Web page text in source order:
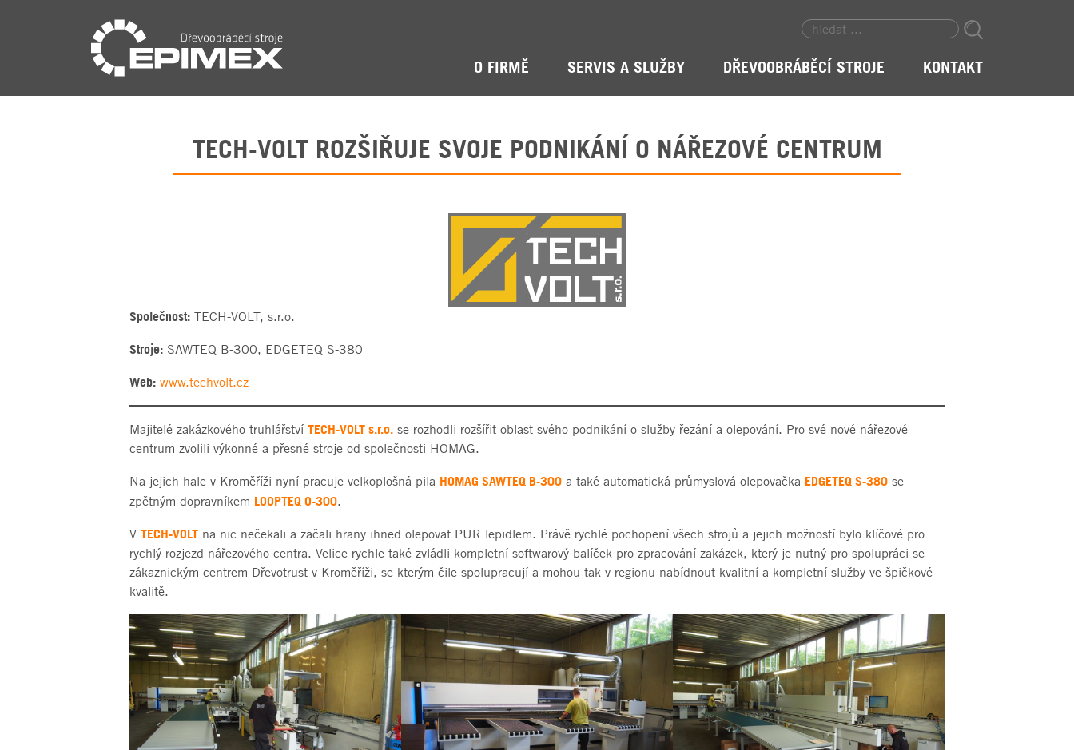
O FIRMĚ SERVIS A SLUŽBY DŘEVOOBRÁBĚCÍ STROJE KONTAKT
TECH-VOLT ROZŠIŘUJE SVOJE PODNIKÁNÍ O NÁŘEZOVÉ CENTRUM
Společnost: TECH-VOLT, s.r.o.
Stroje: SAWTEQ B-300, EDGETEQ S-380
Web: www.techvolt.cz
Majitelé zakázkového truhlářství TECH-VOLT s.r.o. se rozhodli rozšířit oblast svého podnikání o služby řezání a olepování. Pro své nové nářezové
centrum zvolili výkonné a přesné stroje od společnosti HOMAG.
Na jejich hale v Kroměříži nyní pracuje velkoplošná pila HOMAG SAWTEQ B-300 a také automatická průmyslová olepovačka EDGETEQ S-380 se
zpětným dopravníkem LOOPTEQ O-300.
V TECH-VOLT na nic nečekali a začali hrany ihned olepovat PUR lepidlem. Právě rychlé pochopení všech strojů a jejich možností bylo klíčové pro
rychlý rozjezd nářezového centra. Velice rychle také zvládli kompletní softwarový balíček pro zpracování zakázek, který je nutný pro spolupráci se
zákaznickým centrem Dřevotrust v Kroměříži, se kterým čile spolupracují a mohou tak v regionu nabídnout kvalitní a kompletní služby ve špičkové
kvalitě.